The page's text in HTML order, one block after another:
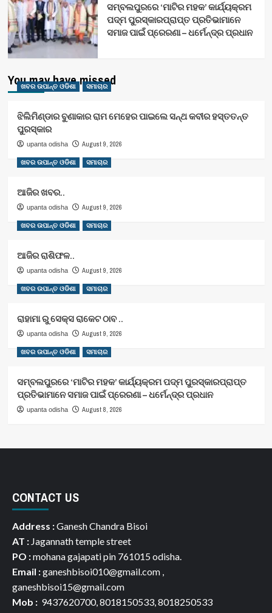
ସମ୍ବଲପୁରରେ ‘ମାଟିର ମହକ’ କାର୍ଯ୍ୟକ୍ରମ
ପଦ୍ମ ପୁରସ୍କାରପ୍ରାପ୍ତ ପ୍ରତିଭାମାନେ
ସମାଜ ପାଇଁ ପ୍ରେରଣା – ଧର୍ମେନ୍ଦ୍ର ପ୍ରଧାନ
You may have missed
ଖବର ଉପାନ୍ତ ଓଡିଶା ସମାଚାର
ଝିଲିମିଣ୍ଡାର ବୁଣାକାର ରାମ ମେହେର ପାଇଲେ ସନ୍ଥ କବୀର ହସ୍ତତନ୍ତ
ପୁରସ୍କାର
upanta odisha August 9, 2026
ଖବର ଉପାନ୍ତ ଓଡିଶା ସମାଚାର
ଆଜିର ଖବର..
upanta odisha August 9, 2026
ଖବର ଉପାନ୍ତ ଓଡିଶା ସମାଚାର
ଆଜିର ରାଶିଫଳ..
upanta odisha August 9, 2026
ଖବର ଉପାନ୍ତ ଓଡିଶା ସମାଚାର
ରାହାମା ରୁ ସେକ୍ସ ରାକେଟ ଠାବ ..
upanta odisha August 9, 2026
ଖବର ଉପାନ୍ତ ଓଡିଶା ସମାଚାର
ସମ୍ବଲପୁରରେ ‘ମାଟିର ମହକ’ କାର୍ଯ୍ୟକ୍ରମ ପଦ୍ମ ପୁରସ୍କାରପ୍ରାପ୍ତ
ପ୍ରତିଭାମାନେ ସମାଜ ପାଇଁ ପ୍ରେରଣା – ଧର୍ମେନ୍ଦ୍ର ପ୍ରଧାନ
upanta odisha August 8, 2026
CONTACT US
Address :Ganesh Chandra Bisoi
AT : Jagannath temple street
PO :mohana gajapati pin 761015 odisha.
Email :ganeshbisoi010@gmail.com ,
ganeshbisoi15@gmail.com
Mob : 9437620700, 8018150533, 8018250533